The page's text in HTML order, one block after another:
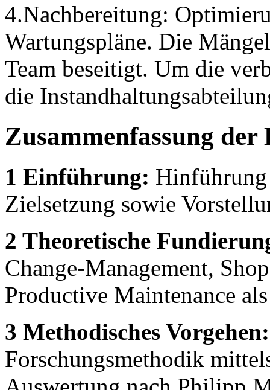
4.Nachbereitung:
Wartungspläne. Die
Team beseitigt. Um die
die
Zusammenfassung der
1 Einführung:
Zielsetzung sowie
2 Theoretische
Change-Management,
Productive Maintenance
3 Methodisches Vorgehen:
Forschungsmethodik